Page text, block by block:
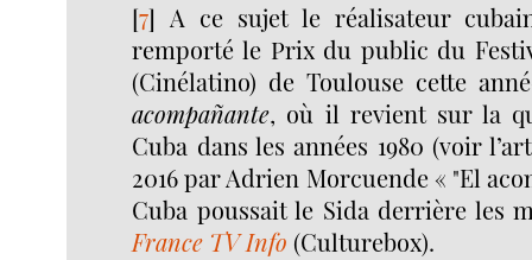
[7] A ce sujet le réalisateur
remporté le Prix du public du
(Cinélatino) de Toulouse cette
acompañante, où il revient sur la
Cuba dans les années 1980 (voir
2016 par Adrien Morcuende « "El
Cuba poussait le Sida derrière les
France TV Info (Culturebox).